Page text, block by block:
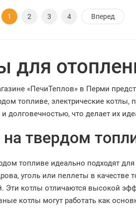
1 2 3 4 Вперед
для
«ПечиТеплов» в Перми
топливе, электрические
долговечностью, что делает их
твердом
топливе идеально подходят
уголь или пеллеты в качестве
Эти котлы отличаются высокой
котлы могут работать как